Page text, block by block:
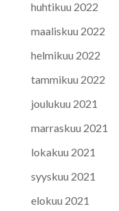
huhtikuu 2022
maaliskuu 2022
helmikuu 2022
tammikuu 2022
joulukuu 2021
marraskuu 2021
lokakuu 2021
syyskuu 2021
elokuu 2021